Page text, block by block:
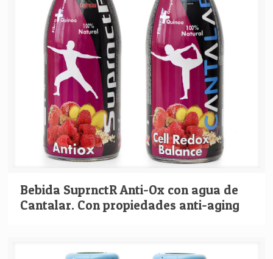
Bebida SuprnctR Anti-Ox con agua de
Cantalar. Con propiedades anti-aging